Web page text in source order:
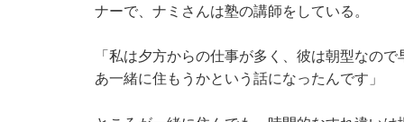
ナーで、ナミさんは塾の講師をしている。
「私は夕方からの仕事が多く、彼は朝型なの
あ一緒に住もうかという話になったんです」